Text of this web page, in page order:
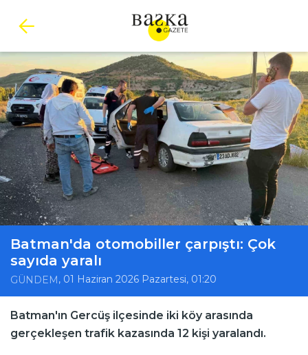
Batman'da otomobiller çarpıştı: Çok
sayıda yaralı
GÜNDEM , 01 Haziran 2026 Pazartesi, 01:20
Batman'ın Gercüş ilçesinde iki köy arasında
gerçekleşen trafik kazasında 12 kişi yaralandı.